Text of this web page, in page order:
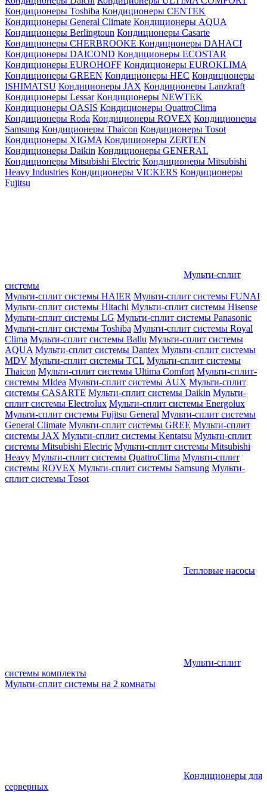
Кондиционеры Toshiba Кондиционеры CENTEK
Кондиционеры General Climate Кондиционеры AQUA
Кондиционеры Berlingtoun Кондиционеры Casarte
Кондиционеры CHERBROOKE Кондиционеры DAHACI
Кондиционеры DAICOND Кондиционеры ECOSTAR
Кондиционеры EUROHOFF Кондиционеры EUROKLIMA
Кондиционеры GREEN Кондиционеры HEC Кондиционеры
ISHIMATSU Кондиционеры JAX Кондиционеры Lanzkraft
Кондиционеры Lessar Кондиционеры NEWTEK
Кондиционеры OASIS Кондиционеры QuattroClima
Кондиционеры Roda Кондиционеры ROVEX Кондиционеры
Samsung Кондиционеры Thaicon Кондиционеры Tosot
Кондиционеры XIGMA Кондиционеры ZERTEN
Кондиционеры Daikin Кондиционеры GENERAL
Кондиционеры Mitsubishi Electric Кондиционеры Mitsubishi
Heavy Industries Кондиционеры VICKERS Кондиционеры
Fujitsu
Мульти-сплит
системы
Мульти-сплит системы HAIER Мульти-сплит системы FUNAI
Мульти-сплит системы Hitachi Мульти-сплит системы Hisense
Мульти-сплит системы LG Мульти-сплит системы Panasonic
Мульти-сплит системы Toshiba Мульти-сплит системы Royal
Clima Мульти-сплит системы Ballu Мульти-сплит системы
AQUA Мульти-сплит системы Dantex Мульти-сплит системы
MDV Мульти-сплит системы TCL Мульти-сплит системы
Thaicon Мульти-сплит системы Ultima Comfort Мульти-сплит-
системы MIdea Мульти-сплит системы AUX Мульти-сплит
системы CASARTE Мульти-сплит системы Daikin Мульти-
сплит системы Electrolux Мульти-сплит системы Energolux
Мульти-сплит системы Fujitsu General Мульти-сплит системы
General Climate Мульти-сплит системы GREE Мульти-сплит
системы JAX Мульти-сплит системы Kentatsu Мульти-сплит
системы Mitsubishi Electric Мульти-сплит системы Mitsubishi
Heavy Мульти-сплит системы QuattroClima Мульти-сплит
системы ROVEX Мульти-сплит системы Samsung Мульти-
сплит системы Tosot
Тепловые насосы
Мульти-сплит
системы комплекты
Мульти-сплит системы на 2 комнаты
Кондиционеры для
серверных